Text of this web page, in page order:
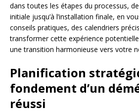
dans toutes les étapes du processus,
initiale jusqu’à l’installation finale, en
conseils pratiques, des calendriers
transformer cette expérience
une transition harmonieuse vers votre
Planification
fondement d’un
réussi